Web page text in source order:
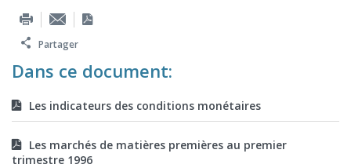
Partager
Dans ce document:
Les indicateurs des conditions monétaires
Les marchés de matières premières au premier
trimestre 1996